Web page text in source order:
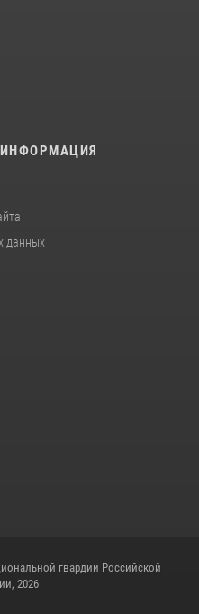
ИНФОРМАЦИЯ
данных
гвардии Российской
2026